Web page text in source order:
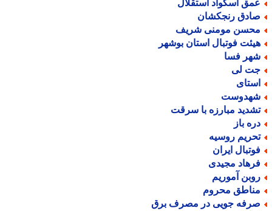
اسکواد استقلال
رنجکشان
مومنی شریف
فوتبال استان بوشهر
فسا
لی
مبارزه با سرقت
باز
روسیه
ایران
مجیدی
آموریم
محروم
جویی در مصرف برق